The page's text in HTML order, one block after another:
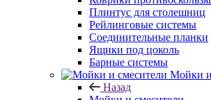
Плинтус для столешниц
Рейлинговые системы
Соединительные планки
Ящики под цоколь
Барные системы
Мойки и
Назад